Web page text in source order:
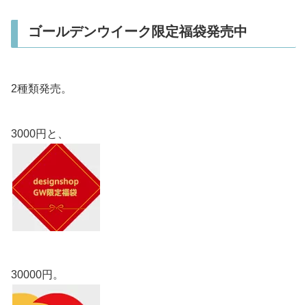
ゴールデンウイーク限定福袋発売中
2種類発売。
3000円と、
30000円。